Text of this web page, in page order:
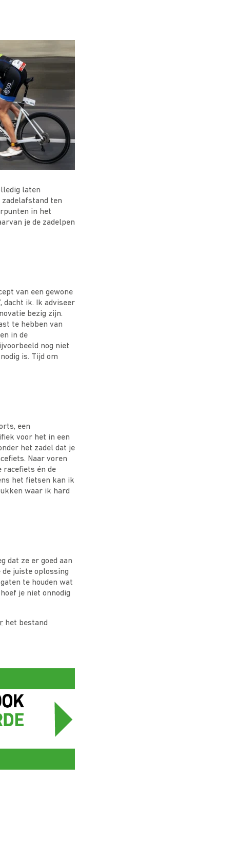
laten
ten
in het
je de zadelpen
van een gewone
dacht ik. Ik adviseer
bezig zijn.
te hebben van
in de
nog niet
is. Tijd om
een
voor het in een
het zadel dat je
Naar voren
racefiets én de
het fietsen kan ik
waar ik hard
dat ze er goed aan
juiste oplossing
te houden wat
je niet onnodig
het bestand